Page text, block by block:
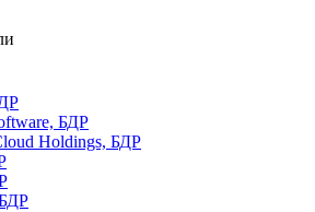
БДР
Holdings, БДР